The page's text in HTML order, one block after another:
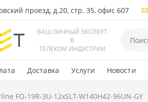
проезд, д.20, стр. 35, офис 607
ВАШ ЛИЧНЫЙ ЭКСПЕРТ
В
ТЕЛЕКОМ ИНДУСТРИИ
Доставка Услуги Новости
FO-19R-3U-12xSLT-W140H42-96UN-GY